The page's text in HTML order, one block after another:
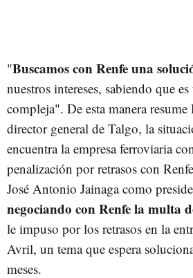
"Buscamos con Renfe una
nuestros intereses, sabiendo que
compleja". De esta manera
director general de Talgo, la
encuentra la empresa ferroviaria
penalización por retrasos con
José Antonio Jainaga como
negociando con Renfe la multa
le impuso por los retrasos en la
Avril, un tema que espera
meses.